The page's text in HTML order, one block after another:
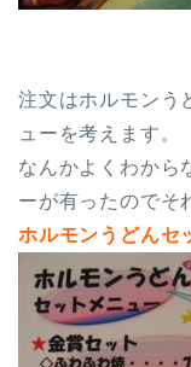
注文はホルモンう
ューを考えます。
なんかよくわから
ーが有ったのでそ
ホルモンうどんセ